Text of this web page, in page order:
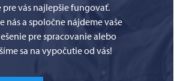
pre vás najlepšie fungovať.
nás a spoločne nájdeme vaše
pre spracovanie alebo
sa na vypočutie od vás!